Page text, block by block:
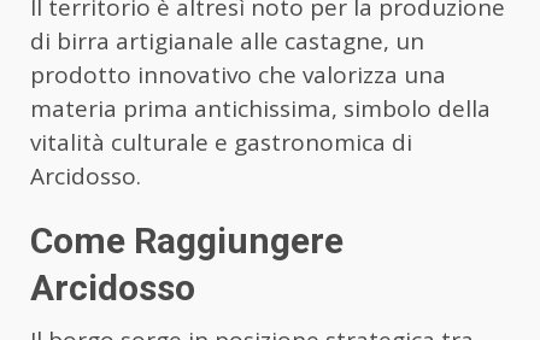
Il territorio è altresì noto per la produzione
di birra artigianale alle castagne, un
prodotto innovativo che valorizza una
materia prima antichissima, simbolo della
vitalità culturale e gastronomica di
Arcidosso.
Come Raggiungere
Arcidosso